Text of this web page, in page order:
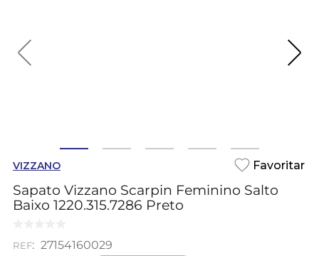
VIZZANO
Sapato Vizzano Scarpin Feminino Salto
Baixo 1220.315.7286 Preto
: 27154160029